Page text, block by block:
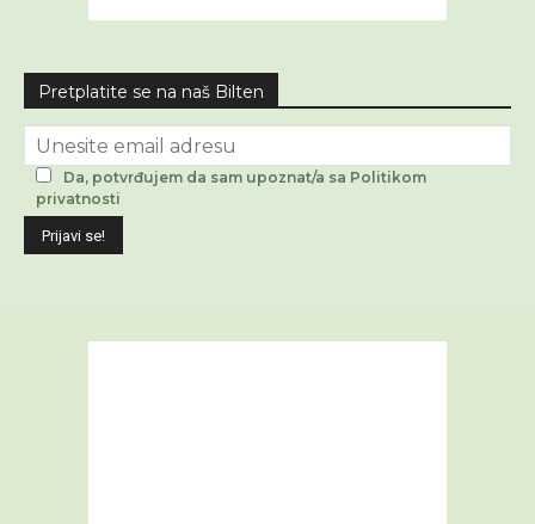
Pretplatite se na naš Bilten
Da, potvrđujem da sam upoznat/a sa Politikom
privatnosti